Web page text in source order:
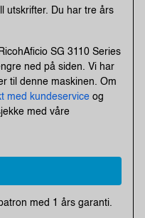
utskrifter. Du har tre års
SG 3110 Series
ned på siden. Vi har
til denne maskinen. Om
med kundeservice og
med våre
med 1 års garanti.